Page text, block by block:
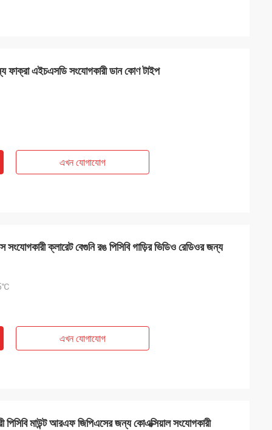
ফাক্রা এইচএসডি সংযোগকারী ডান কোণ টাইপ
এখন যোগাযোগ
ক্লারেট বেগুনি রঙ পিসিবি গাড়ির ভিডিও রেডিওর জন্য
এখন যোগাযোগ
মাউন্ট আরএফ জিপিএসের জন্য কোএক্সিয়াল সংযোগকারী